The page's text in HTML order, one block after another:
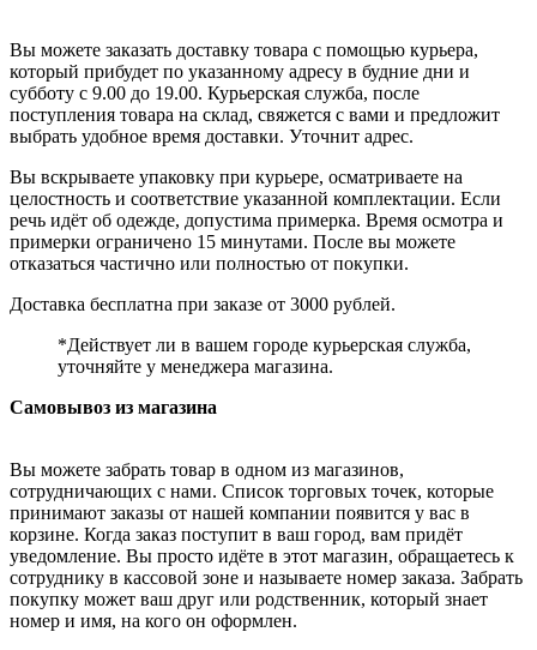
Вы можете заказать доставку товара с помощью курьера,
который прибудет по указанному адресу в будние дни и
субботу с 9.00 до 19.00. Курьерская служба, после
поступления товара на склад, свяжется с вами и предложит
выбрать удобное время доставки. Уточнит адрес.
Вы вскрываете упаковку при курьере, осматриваете на
целостность и соответствие указанной комплектации. Если
речь идёт об одежде, допустима примерка. Время осмотра и
примерки ограничено 15 минутами. После вы можете
отказаться частично или полностью от покупки.
Доставка бесплатна при заказе от 3000 рублей.
*Действует ли в вашем городе курьерская служба,
уточняйте у менеджера магазина.
Самовывоз из магазина
Вы можете забрать товар в одном из магазинов,
сотрудничающих с нами. Список торговых точек, которые
принимают заказы от нашей компании появится у вас в
корзине. Когда заказ поступит в ваш город, вам придёт
уведомление. Вы просто идёте в этот магазин, обращаетесь к
сотруднику в кассовой зоне и называете номер заказа. Забрать
покупку может ваш друг или родственник, который знает
номер и имя, на кого он оформлен.